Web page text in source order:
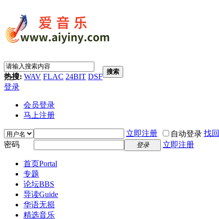
热搜: WAV FLAC 24BIT DSF
搜索
登录
会员登录
马上注册
立即注册 自动登录 找
密码
登录 立即注册
首页Portal
专题
论坛BBS
导读Guide
华语无损
精选音乐